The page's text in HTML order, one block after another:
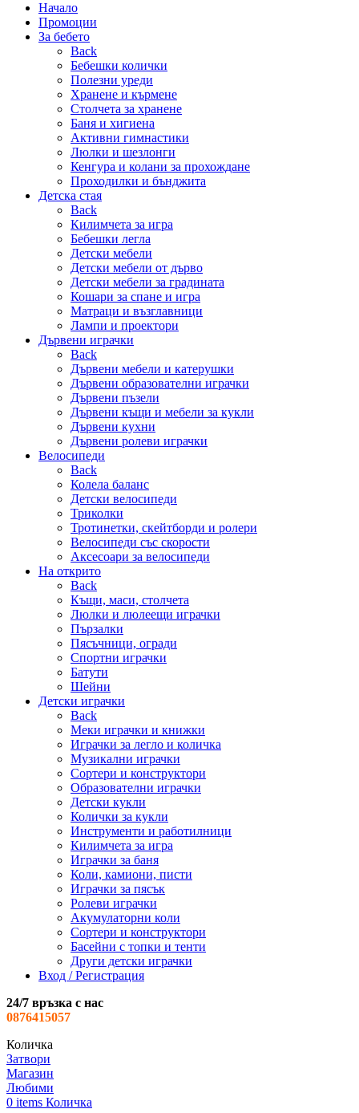
Начало
Промоции
За бебето
Back
Бебешки колички
Полезни уреди
Хранене и кърмене
Столчета за хранене
Баня и хигиена
Активни гимнастики
Люлки и шезлонги
Кенгура и колани за прохождане
Проходилки и бънджита
Детска стая
Back
Килимчета за игра
Бебешки легла
Детски мебели
Детски мебели от дърво
Детски мебели за градината
Кошари за спане и игра
Матраци и възглавници
Лампи и проектори
Дървени играчки
Back
Дървени мебели и катерушки
Дървени образователни играчки
Дървени пъзели
Дървени къщи и мебели за кукли
Дървени кухни
Дървени ролеви играчки
Велосипеди
Back
Колела баланс
Детски велосипеди
Триколки
Тротинетки, скейтборди и ролери
Велосипеди със скорости
Аксесоари за велосипеди
На открито
Back
Къщи, маси, столчета
Люлки и люлеещи играчки
Пързалки
Пясъчници, огради
Спортни играчки
Батути
Шейни
Детски играчки
Back
Меки играчки и книжки
Играчки за легло и количка
Музикални играчки
Сортери и конструктори
Образователни играчки
Детски кукли
Колички за кукли
Инструменти и работилници
Килимчета за игра
Играчки за баня
Коли, камиони, писти
Играчки за пясък
Ролеви играчки
Акумулаторни коли
Сортери и конструктори
Басейни с топки и тенти
Други детски играчки
Вход / Регистрация
24/7 връзка с нас
0876415057
Количка
Затвори
Магазин
Любими
0 items Количка